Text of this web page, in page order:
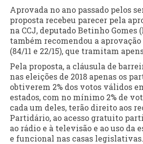
Aprovada no ano passado pelos
proposta recebeu parecer pela
na CCJ, deputado Betinho Gomes
também recomendou a aprovação
(84/11 e 22/15), que tramitam
Pela proposta, a cláusula de
nas eleições de 2018 apenas os
obtiverem 2% dos votos válidos
estados, com no mínimo 2% de
cada um deles, terão direito aos
Partidário, ao acesso gratuito
ao rádio e à televisão e ao uso da
e funcional nas casas legislativas.